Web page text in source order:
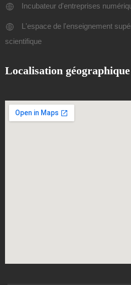
Incubateur d'entreprises
L'espace de l'enseignement
scientifique
Localisation géographique